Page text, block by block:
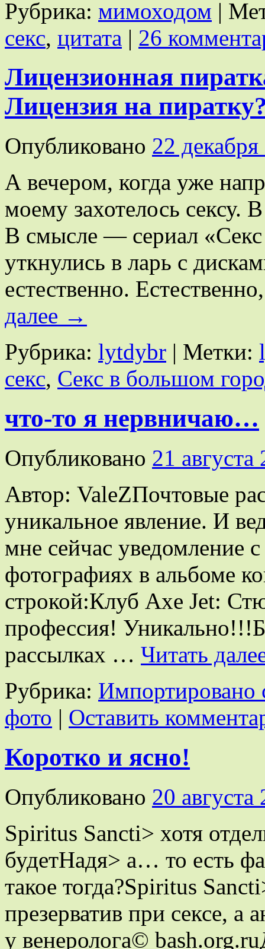
Рубрика: мимоходом |
секс, цитата | 26
Лицензионная
Лицензия на
Опубликовано 22
А вечером, когда уже
моему захотелось
В смысле — сериал
уткнулись в ларь с
естественно.
далее →
Рубрика: lytdybr | Метки:
секс, Секс в большом
что-то я нервничаю…
Опубликовано 21 августа
Автор: ValeZПочтовые
уникальное явление. И
мне сейчас уведомление
фотографиях в альбоме
строкой:Клуб Axe Jet:
профессия!
рассылках … Читать
Рубрика: Импортировано
фото | Оставить
Коротко и ясно!
Опубликовано 20 августа
Spiritus Sancti> хотя
будетНадя> а… то есть
такое тогда?Spiritus
презерватив при сексе, а
у венеролога©